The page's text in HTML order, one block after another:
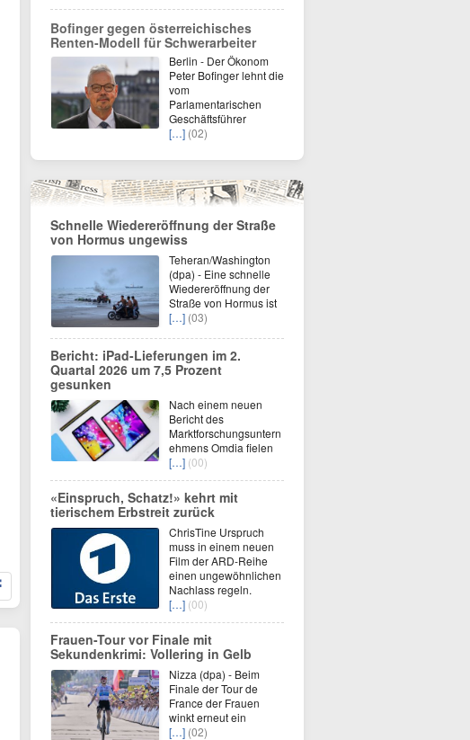
Bofinger gegen österreichisches
Renten-Modell für Schwerarbeiter
Berlin - Der Ökonom
Peter Bofinger lehnt die
vom
Parlamentarischen
Geschäftsführer
[…] (02)
Schnelle Wiedereröffnung der Straße
von Hormus ungewiss
Teheran/Washington
(dpa) - Eine schnelle
Wiedereröffnung der
Straße von Hormus ist
[…] (03)
Bericht: iPad-Lieferungen im 2.
Quartal 2026 um 7,5 Prozent
gesunken
Nach einem neuen
Bericht des
Marktforschungsuntern
ehmens Omdia fielen
[…] (00)
«Einspruch, Schatz!» kehrt mit
tierischem Erbstreit zurück
ChrisTine Urspruch
muss in einem neuen
Film der ARD-Reihe
einen ungewöhnlichen
Nachlass regeln.
[…] (00)
Frauen-Tour vor Finale mit
Sekundenkrimi: Vollering in Gelb
Nizza (dpa) - Beim
Finale der Tour de
France der Frauen
winkt erneut ein
[…] (02)